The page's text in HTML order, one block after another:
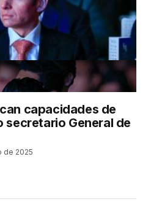
capacidades de
secretario General de
de 2025